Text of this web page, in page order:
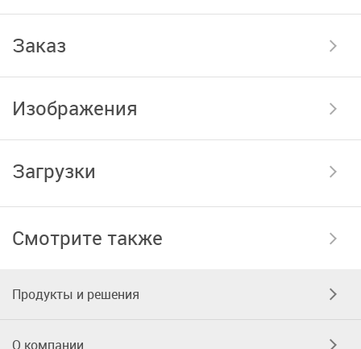
Заказ
Изображения
Загрузки
Смотрите также
Продукты и решения
О компании